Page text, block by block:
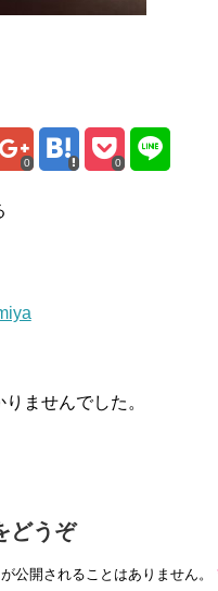
0 0
ませんでした。
どうぞ
公開されることはありません。